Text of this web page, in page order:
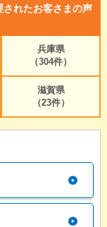
れたお客さまの声
兵庫県
（304件）
滋賀県
（23件）